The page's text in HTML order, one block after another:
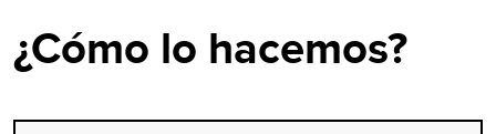
¿Cómo lo hacemos?